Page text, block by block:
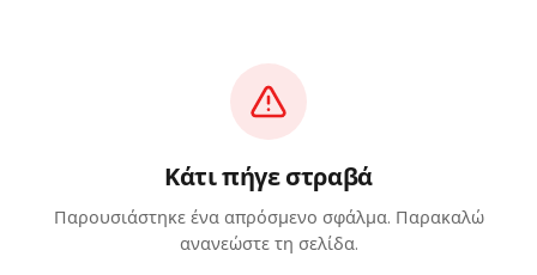
Κάτι πήγε στραβά
Παρουσιάστηκε ένα απρόσμενο σφάλμα. Παρακαλώ
ανανεώστε τη σελίδα.